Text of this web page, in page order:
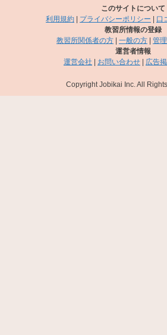
このサイトについて
利用規約
プライバシーポリシー
口
教習所情報の登録
教習所関係者の方
一般の方
管
運営者情報
運営会社
お問い合わせ 広告
Copyright Jobikai Inc. All